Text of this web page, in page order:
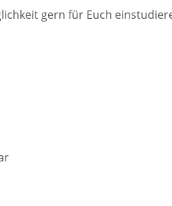
gern für Euch